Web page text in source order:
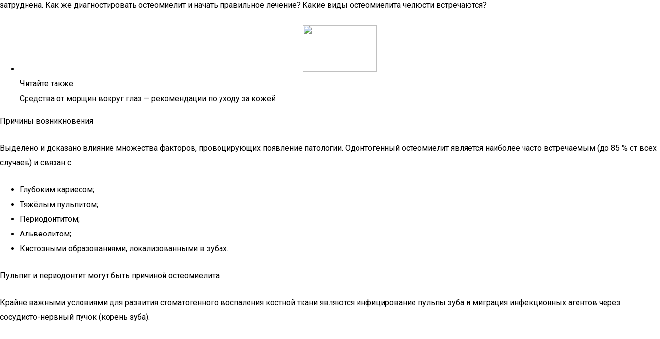
затруднена. Как же диагностировать остеомиелит и начать правильное лечение? Какие виды остеомиелита челюсти встречаются?
Читайте также:
Средства от морщин вокруг глаз — рекомендации по уходу за кожей
Причины возникновения
Выделено и доказано влияние множества факторов, провоцирующих появление патологии. Одонтогенный остеомиелит является наиболее часто встречаемым (до 85 % от всех
случаев) и связан с:
Глубоким кариесом;
Тяжёлым пульпитом;
Периодонтитом;
Альвеолитом;
Кистозными образованиями, локализованными в зубах.
Пульпит и периодонтит могут быть причиной остеомиелита
Крайне важными условиями для развития стоматогенного воспаления костной ткани являются инфицирование пульпы зуба и миграция инфекционных агентов через
сосудисто-нервный пучок (корень зуба).